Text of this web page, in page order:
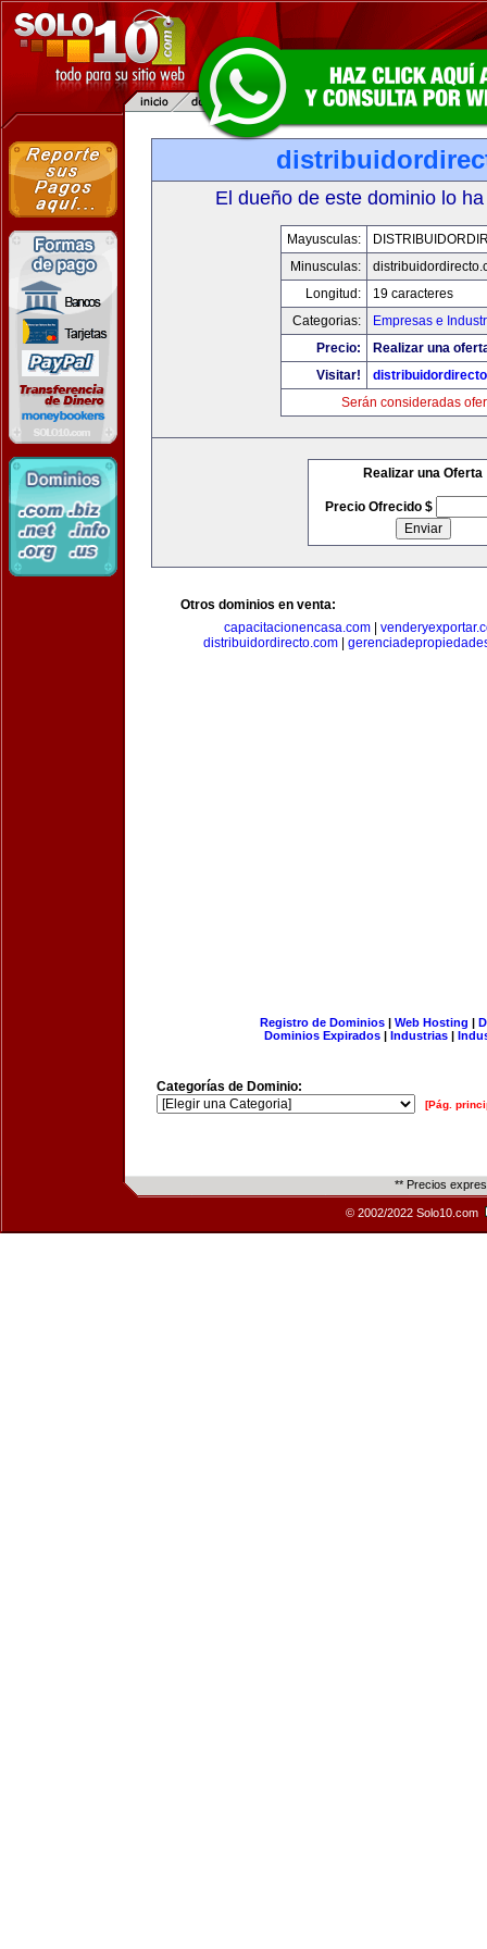
El dueño de este dominio lo
Mayusculas:
Minusculas:
Longitud:
19 caracteres
Categorias:
Empresas e
Precio:
Realizar una
Visitar!
Serán consideradas
Realizar una Oferta
Precio Ofrecido $
Otros dominios en venta:
capacitacionencasa.com|
distribuidordirecto.com|
Registro de Dominios| Web Hosting |
Dominios Expirados | Industrias |
Categorías de Dominio:
[Pág.
** Precios
© 2002/2022 Solo10.com